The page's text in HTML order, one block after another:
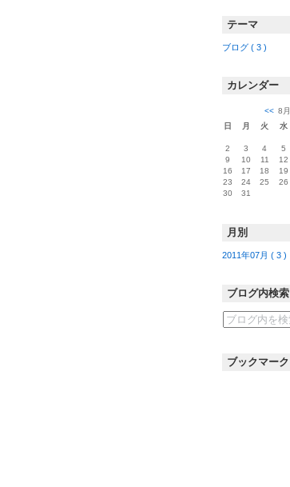
テーマ
ブログ ( 3 )
カレンダー
<< 8月
日
月 火 水
2
3 4 5
9
10 11 12
16
17 18 19
23
24 25 26
30
31
月別
2011年07月 ( 3 )
ブログ内検索
ブックマーク